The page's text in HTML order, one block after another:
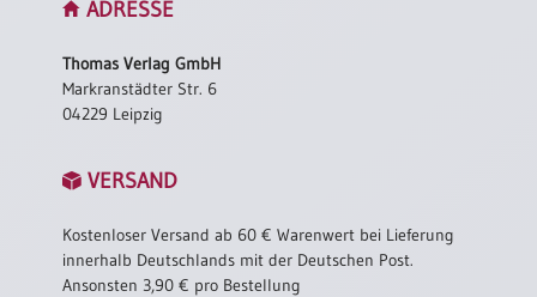
ADRESSE
Thomas Verlag GmbH
Markranstädter Str. 6
04229 Leipzig
VERSAND
Kostenloser Versand ab 60 € Warenwert bei Lieferung
innerhalb Deutschlands mit der Deutschen Post.
Ansonsten 3,90 € pro Bestellung